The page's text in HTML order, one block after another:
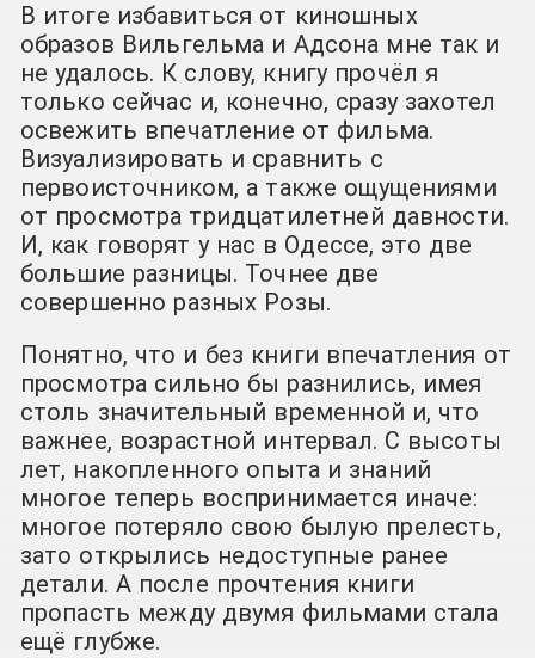
В итоге избавиться от киношных
образов Вильгельма и Адсона мне так и
не удалось. К слову, книгу прочёл я
только сейчас и, конечно, сразу захотел
освежить впечатление от фильма.
Визуализировать и сравнить с
первоисточником, а также ощущениями
от просмотра тридцатилетней давности.
И, как говорят у нас в Одессе, это две
большие разницы. Точнее две
совершенно разных Розы.
Понятно, что и без книги впечатления от
просмотра сильно бы разнились, имея
столь значительный временной и, что
важнее, возрастной интервал. С высоты
лет, накопленного опыта и знаний
многое теперь воспринимается иначе:
многое потеряло свою былую прелесть,
зато открылись недоступные ранее
детали. А после прочтения книги
пропасть между двумя фильмами стала
ещё глубже.